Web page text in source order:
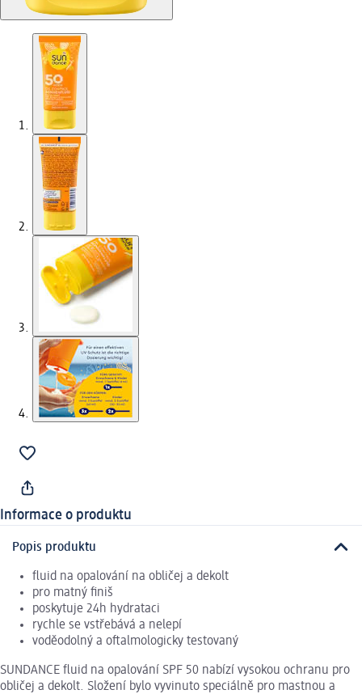
Informace o produktu
Popis produktu
fluid na opalování na obličej a dekolt
pro matný finiš
poskytuje 24h hydrataci
rychle se vstřebává a nelepí
voděodolný a oftalmologicky testovaný
SUNDANCE fluid na opalování SPF 50 nabízí vysokou ochranu pro
obličej a dekolt. Složení bylo vyvinuto speciálně pro mastnou a